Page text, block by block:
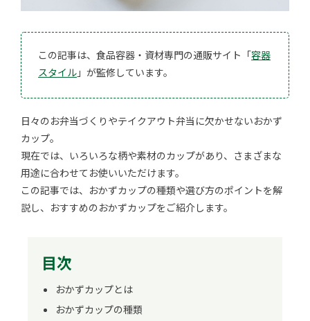
この記事は、食品容器・資材専門の通販サイト「容器
スタイル 」が監修しています。
日々のお弁当づくりやテイクアウト弁当に欠かせないおかず
カップ。
現在では、いろいろな柄や素材のカップがあり、さまざまな
用途に合わせてお使いいただけます。
この記事では、おかずカップの種類や選び方のポイントを解
説し、おすすめのおかずカップをご紹介します。
目次
おかずカップとは
おかずカップの種類